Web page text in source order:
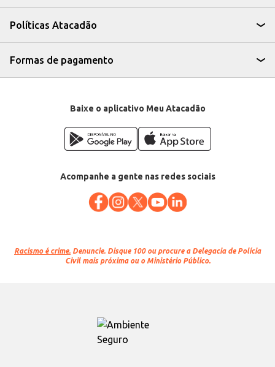
Políticas Atacadão
Formas de pagamento
Baixe o aplicativo Meu Atacadão
Acompanhe a gente nas redes sociais
Racismo é crime. Denuncie. Disque 100 ou procure a Delegacia de Polícia
Civil mais próxima ou o Ministério Público.